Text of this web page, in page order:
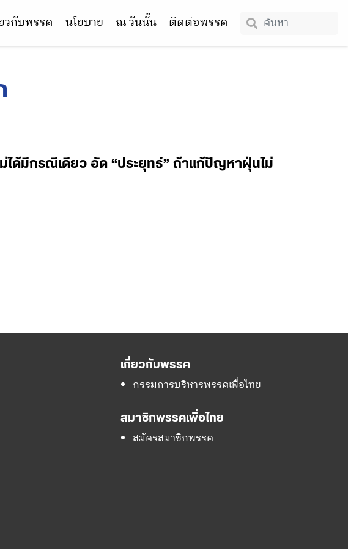
วกับพรรค นโยบาย ณ วันนั้น ติดต่อพรรค
ได้มีกรณีเดียว อัด “ประยุทธ์” ถ้าแก้ปัญหาฝุ่นไม่
เกี่ยวกับพรรค
กรรมการบริหารพรรคเพื่อไทย
สมาชิกพรรคเพื่อไทย
สมัครสมาชิกพรรค